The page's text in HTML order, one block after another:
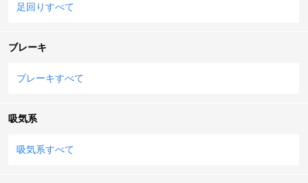
足回りすべて
ブレーキ
ブレーキすべて
吸気系
吸気系すべて